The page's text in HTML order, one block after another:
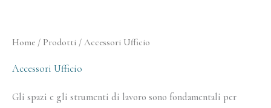
Home / Prodotti / Accessori Ufficio
Accessori Ufficio
Gli spazi e gli strumenti di lavoro sono fondamentali per